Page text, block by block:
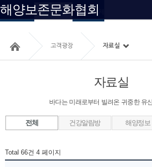
해양보존문화협회
고객광장 자료실
공지사항 자료실 온라인 제보
자료실
바다는 미래로부터 빌려온 귀중한 유
전체 건강알림방 해양정보
Total 66건 4 페이지